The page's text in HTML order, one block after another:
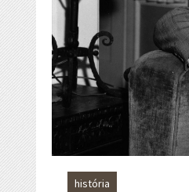
história